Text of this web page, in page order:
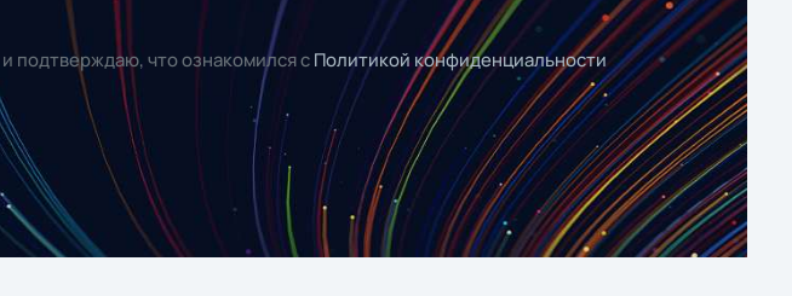
и подтверждаю, что ознакомился с Политикой конфиденциальности